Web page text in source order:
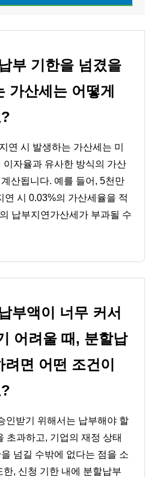
부 기한을 넘겼을
가산세는 어떻게
연 시 발생하는 가산세는 미
이자율과 유사한 방식의 가산
산됩니다. 예를 들어, 5천만
연 시 0.03%의 가산세율을 적
납부지연가산세가 부과될 수
부액이 너무 커서
어려울 때, 분할납
면 어떤 조건이
인받기 위해서는 납부해야 할
초과하고, 기업의 재정 상태
넘길 수밖에 없다는 점을 소
한, 신청 기한 내에 분할납부